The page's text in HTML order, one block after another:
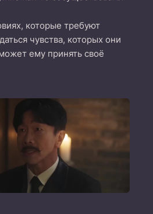
которые требуют
чувства, которых они
ему принять своё